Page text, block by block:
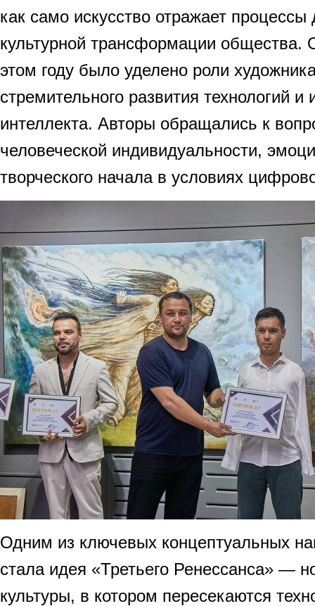
как само искусство отражает процессы
культурной трансформации общества.
этом году было уделено роли
стремительного развития технологий и
интеллекта. Авторы обращались к
человеческой индивидуальности,
творческого начала в условиях
Одним из ключевых концептуальных
стала идея «Третьего Ренессанса» —
культуры, в котором пересекаются